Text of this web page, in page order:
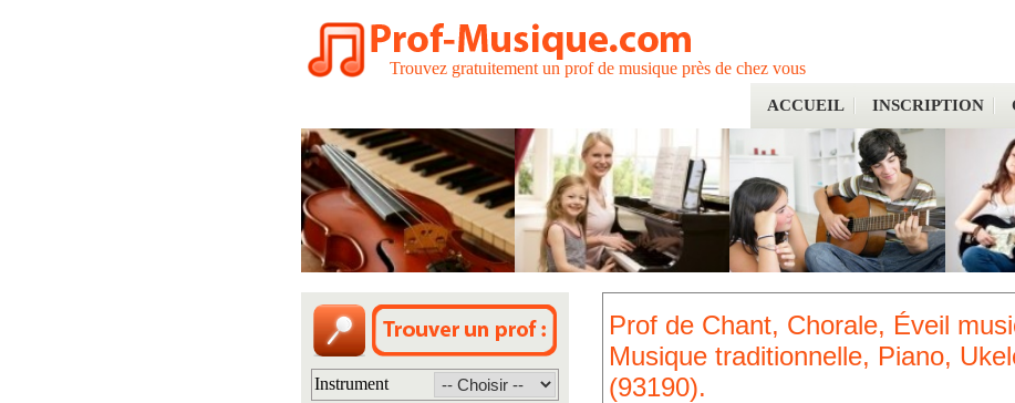
Trouvez gratuitement un prof de musique près de chez vous
ACCUEIL INSCRIPTION
Instrument
Prof de Chant, Chorale, Éveil
Musique traditionnelle, Piano,
(93190).